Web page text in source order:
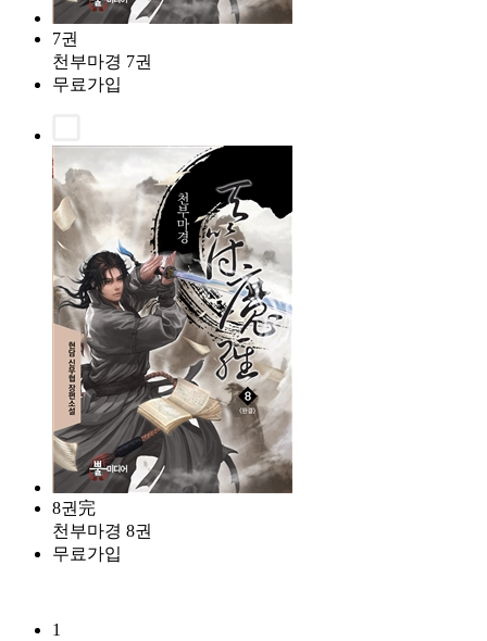
7권
천부마경 7권
무료가입
8권完
천부마경 8권
무료가입
1